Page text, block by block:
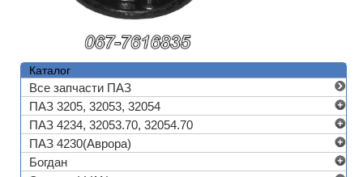
Каталог
Все запчасти ПАЗ
ПАЗ 3205, 32053, 32054
ПАЗ 4234, 32053.70, 32054.70
ПАЗ 4230(Аврора)
Богдан